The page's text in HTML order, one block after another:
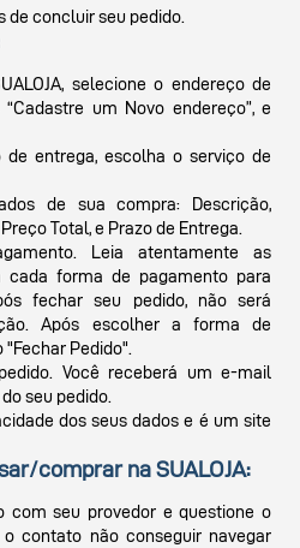
de concluir seu pedido.
selecione o endereço de
um Novo endereço”, e
entrega, escolha o serviço de
de sua compra: Descrição,
Total, e Prazo de Entrega.
Leia atentamente as
cada forma de pagamento para
fechar seu pedido, não será
Após escolher a forma de
Pedido".
Você receberá um e-mail
seu pedido.
dos seus dados e é um site
comprar na SUALOJA:
com seu provedor e questione o
contato não conseguir navegar